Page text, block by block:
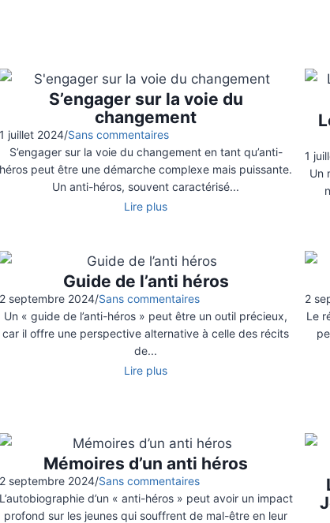
S’engager sur la voie du
changement
1 juillet 2024/Sans commentaires
S’engager sur la voie du changement en tant qu’anti-
héros peut être une démarche complexe mais puissante.
Un anti-héros, souvent caractérisé...
Lire plus
1
Un
Guide de l’anti héros
2 septembre 2024/Sans commentaires
Un « guide de l’anti-héros » peut être un outil précieux,
car il offre une perspective alternative à celle des récits
de...
Lire plus
2
Le
Mémoires d’un anti héros
2 septembre 2024/Sans commentaires
L’autobiographie d’un « anti-héros » peut avoir un impact
profond sur les jeunes qui souffrent de mal-être en leur